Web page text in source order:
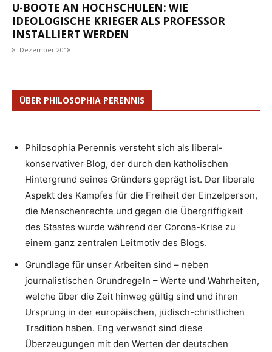
U-BOOTE AN HOCHSCHULEN: WIE
IDEOLOGISCHE KRIEGER ALS PROFESSOR
INSTALLIERT WERDEN
8. Dezember 2018
ÜBER PHILOSOPHIA PERENNIS
Philosophia Perennis versteht sich als liberal-
konservativer Blog, der durch den katholischen
Hintergrund seines Gründers geprägt ist. Der liberale
Aspekt des Kampfes für die Freiheit der Einzelperson,
die Menschenrechte und gegen die Übergriffigkeit
des Staates wurde während der Corona-Krise zu
einem ganz zentralen Leitmotiv des Blogs.
Grundlage für unser Arbeiten sind – neben
journalistischen Grundregeln – Werte und Wahrheiten,
welche über die Zeit hinweg gültig sind und ihren
Ursprung in der europäischen, jüdisch-christlichen
Tradition haben. Eng verwandt sind diese
Überzeugungen mit den Werten der deutschen